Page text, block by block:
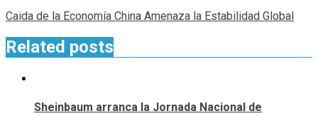
Caida de la Economía China Amenaza la Estabilidad Global
Related posts
Sheinbaum arranca la Jornada Nacional de